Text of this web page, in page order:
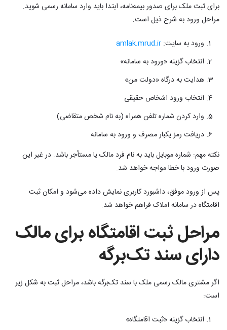
برای ثبت ملک برای صدور بیمه‌نامه، ابتدا باید وارد سامانه رسمی شوید.
مراحل ورود به شرح ذیل است:
ورود به سایت: amlak.mrud.ir
انتخاب گزینه «ورود به سامانه»
هدایت به درگاه «دولت من»
انتخاب ورود اشخاص حقیقی
وارد کردن شماره تلفن همراه (به نام شخص متقاضی)
دریافت رمز یکبار مصرف و ورود به سامانه
نکته مهم: شماره موبایل باید به نام فرد مالک یا مستأجر باشد. در غیر این
صورت ورود با خطا مواجه خواهد شد.
پس از ورود موفق، داشبورد کاربری نمایش داده می‌شود و امکان ثبت
اقامتگاه در سامانه املاک فراهم خواهد شد.
مراحل ثبت اقامتگاه برای مالک
دارای سند تک‌برگه
اگر مشتری مالک رسمی ملک با سند تک‌برگه باشد، مراحل ثبت به شکل زیر
است:
انتخاب گزینه «ثبت اقامتگاه»